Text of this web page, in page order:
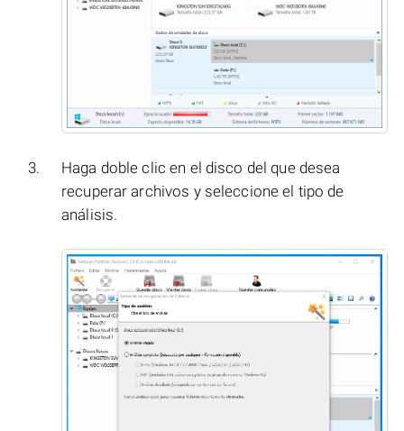
Haga doble clic en el disco del que desea
recuperar archivos y seleccione el tipo de
análisis.